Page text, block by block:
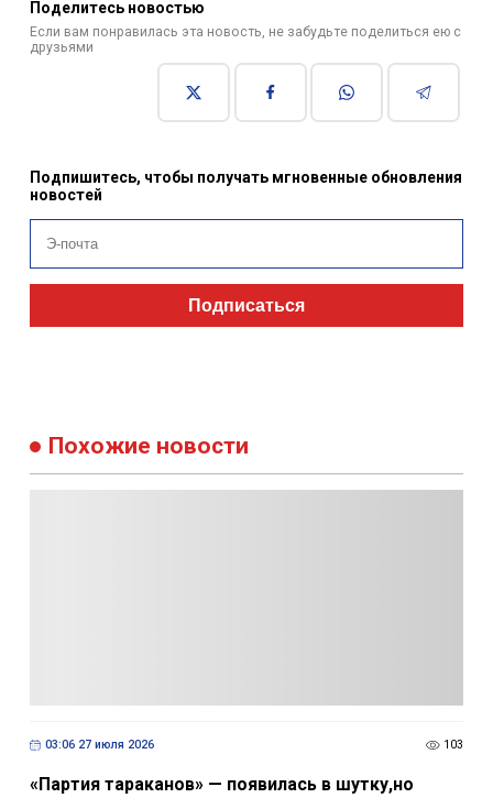
Поделитесь новостью
Если вам понравилась эта новость, не забудьте поделиться ею с
друзьями
Подпишитесь, чтобы получать мгновенные обновления
новостей
Подписаться
Похожие новости
03:06 27 июля 2026 103
«Партия тараканов» — появилась в шутку,но